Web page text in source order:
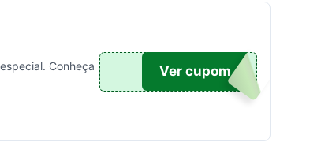
Conheça
19
Ver cupom